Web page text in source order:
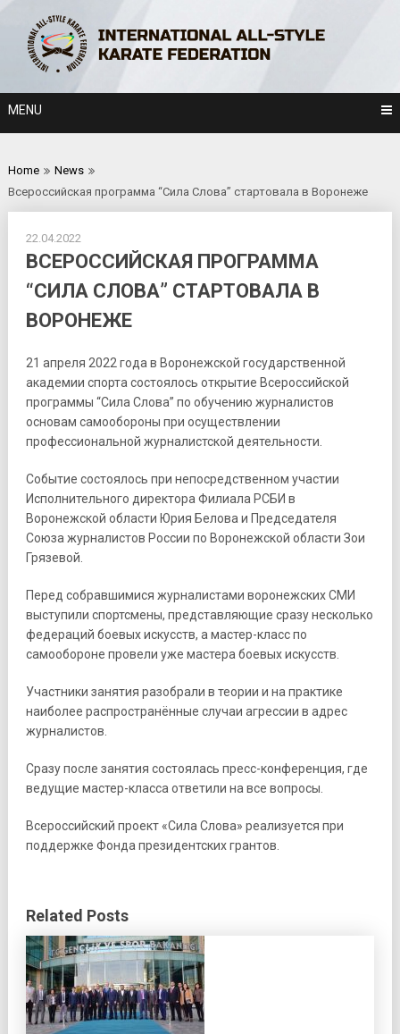
content
MENU
Home
News
Всероссийская программа “Сила Слова” стартовала в Воронеже
22.04.2022
ВСЕРОССИЙСКАЯ ПРОГРАММА
“СИЛА СЛОВА” СТАРТОВАЛА В
ВОРОНЕЖЕ
21 апреля 2022 года в Воронежской государственной
академии спорта состоялось открытие Всероссийской
программы “Сила Слова” по обучению журналистов
основам самообороны при осуществлении
профессиональной журналистской деятельности.
Событие состоялось при непосредственном участии
Исполнительного директора Филиала РСБИ в
Воронежской области Юрия Белова и Председателя
Союза журналистов России по Воронежской области Зои
Грязевой.
Перед собравшимися журналистами воронежских СМИ
выступили спортсмены, представляющие сразу несколько
федераций боевых искусств, а мастер-класс по
самообороне провели уже мастера боевых искусств.
Участники занятия разобрали в теории и на практике
наиболее распространённые случаи агрессии в адрес
журналистов.
Сразу после занятия состоялась пресс-конференция, где
ведущие мастер-класса ответили на все вопросы.
Всероссийский проект «Сила Слова» реализуется при
поддержке Фонда президентских грантов.
Related Posts